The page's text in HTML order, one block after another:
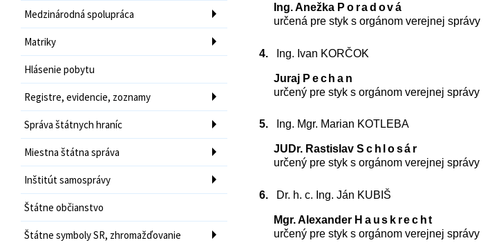
Medzinárodná spolupráca
Matriky
Hlásenie pobytu
Registre, evidencie, zoznamy
Správa štátnych hraníc
Miestna štátna správa
Inštitút samosprávy
Štátne občianstvo
Štátne symboly SR, zhromažďovanie
Ing. Anežka Poradová
určená pre styk s orgánom verejnej správy
4. Ing. Ivan KORČOK
Juraj Pechan
určený pre styk s orgánom verejnej správy
5. Ing. Mgr. Marian KOTLEBA
JUDr. RastislavSchlosár
určený pre styk s orgánom verejnej správy
6. Dr. h. c. Ing. Ján KUBIŠ
Mgr. Alexander Hauskrecht
určený pre styk s orgánom verejnej správy